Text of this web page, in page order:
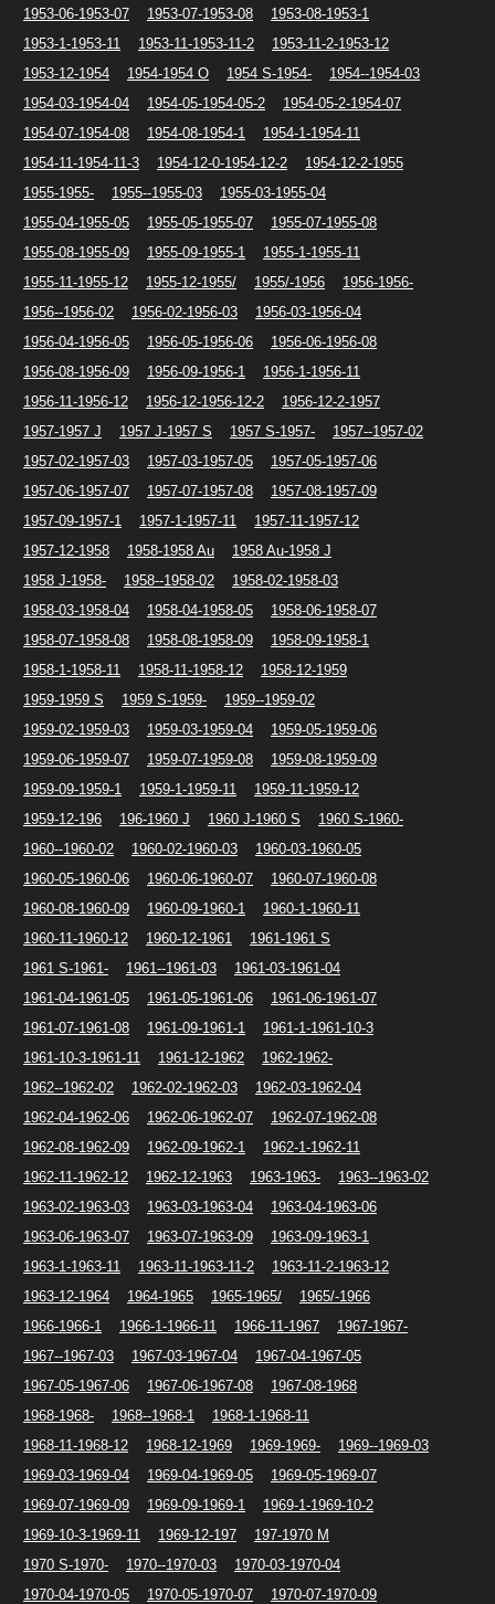
1953-06-1953-07 1953-07-1953-08
1953-08-1953-1
1953-1-1953-11
1953-11-1953-11-2
1953-11-2-1953-12
1953-12-1954
1954-1954 O 1954 S-1954-
1954--1954-03
1954-03-1954-04
1954-05-1954-05-2
1954-05-2-1954-07
1954-07-1954-08
1954-08-1954-1
1954-1-1954-11
1954-11-1954-11-3
1954-12-0-1954-12-2
1954-12-2-1955
1955-1955-
1955--1955-03
1955-03-1955-04
1955-04-1955-05
1955-05-1955-07
1955-07-1955-08
1955-08-1955-09
1955-09-1955-1
1955-1-1955-11
1955-11-1955-12
1955-12-1955/ 1955/-1956
1956-1956-
1956--1956-02
1956-02-1956-03
1956-03-1956-04
1956-04-1956-05
1956-05-1956-06
1956-06-1956-08
1956-08-1956-09
1956-09-1956-1
1956-1-1956-11
1956-11-1956-12
1956-12-1956-12-2
1956-12-2-1957
1957-1957 J
1957 J-1957 S 1957 S-1957-
1957--1957-02
1957-02-1957-03
1957-03-1957-05
1957-05-1957-06
1957-06-1957-07
1957-07-1957-08
1957-08-1957-09
1957-09-1957-1
1957-1-1957-11
1957-11-1957-12
1957-12-1958
1958-1958 Au
1958 Au-1958 J
1958 J-1958-
1958--1958-02
1958-02-1958-03
1958-03-1958-04
1958-04-1958-05
1958-06-1958-07
1958-07-1958-08
1958-08-1958-09
1958-09-1958-1
1958-1-1958-11
1958-11-1958-12
1958-12-1959
1959-1959 S
1959 S-1959-
1959--1959-02
1959-02-1959-03
1959-03-1959-04
1959-05-1959-06
1959-06-1959-07
1959-07-1959-08
1959-08-1959-09
1959-09-1959-1
1959-1-1959-11
1959-11-1959-12
1959-12-196
196-1960 J 1960 J-1960 S
1960 S-1960-
1960--1960-02
1960-02-1960-03
1960-03-1960-05
1960-05-1960-06
1960-06-1960-07
1960-07-1960-08
1960-08-1960-09
1960-09-1960-1
1960-1-1960-11
1960-11-1960-12
1960-12-1961
1961-1961 S
1961 S-1961-
1961--1961-03
1961-03-1961-04
1961-04-1961-05
1961-05-1961-06
1961-06-1961-07
1961-07-1961-08
1961-09-1961-1
1961-1-1961-10-3
1961-10-3-1961-11
1961-12-1962
1962-1962-
1962--1962-02
1962-02-1962-03
1962-03-1962-04
1962-04-1962-06
1962-06-1962-07
1962-07-1962-08
1962-08-1962-09
1962-09-1962-1
1962-1-1962-11
1962-11-1962-12
1962-12-1963 1963-1963-
1963--1963-02
1963-02-1963-03
1963-03-1963-04
1963-04-1963-06
1963-06-1963-07
1963-07-1963-09
1963-09-1963-1
1963-1-1963-11
1963-11-1963-11-2
1963-11-2-1963-12
1963-12-1964
1964-1965 1965-1965/
1965/-1966
1966-1966-1
1966-1-1966-11 1966-11-1967
1967-1967-
1967--1967-03
1967-03-1967-04
1967-04-1967-05
1967-05-1967-06
1967-06-1967-08
1967-08-1968
1968-1968-
1968--1968-1
1968-1-1968-11
1968-11-1968-12
1968-12-1969 1969-1969-
1969--1969-03
1969-03-1969-04
1969-04-1969-05
1969-05-1969-07
1969-07-1969-09
1969-09-1969-1
1969-1-1969-10-2
1969-10-3-1969-11
1969-12-197
197-1970 M
1970 S-1970-
1970--1970-03
1970-03-1970-04
1970-04-1970-05
1970-05-1970-07
1970-07-1970-09